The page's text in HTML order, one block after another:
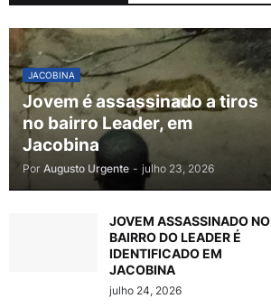
JACOBINA
Jovem é assassinado a tiros
no bairro Leader, em
Jacobina
Por Augusto Urgente - julho 23, 2026
JOVEM ASSASSINADO NO
BAIRRO DO LEADER É
IDENTIFICADO EM
JACOBINA
julho 24, 2026